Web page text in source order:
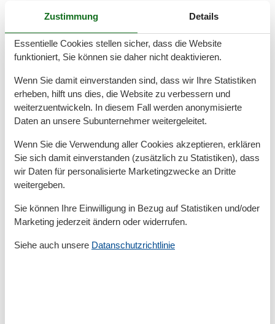
eingerichtet. Der angrenzende kleine Garten mit
Terrasse lädt zum Verweilen ein; im Gartenhaus stehen
Gartenmöbel, div. Spielzeug für den Strand;
Übernachtungspreise inklusive Endreinigung.
Bettwäsche und Handtücher bitte mitbringen, sind
nicht inklusive.
Gesamte Ausstattung
Entfernungen
Zum Strand
Zur Tourist-Information
1,2 km
Baujahr
Zustimmung Details
Essentielle Cookies stellen sicher, dass die Website
funktioniert, Sie können sie daher nicht deaktivieren.
Wenn Sie damit einverstanden sind, dass wir Ihre Statistiken
erheben, hilft uns dies, die Website zu verbessern und
weiterzuentwickeln. In diesem Fall werden anonymisierte
Daten an unsere Subunternehmer weitergeleitet.
Wenn Sie die Verwendung aller Cookies akzeptieren, erklären
Sie sich damit einverstanden (zusätzlich zu Statistiken), dass
wir Daten für personalisierte Marketingzwecke an Dritte
weitergeben.
Sie können Ihre Einwilligung in Bezug auf Statistiken und/oder
Marketing jederzeit ändern oder widerrufen.
Siehe auch unsere Datanschutzrichtlinie